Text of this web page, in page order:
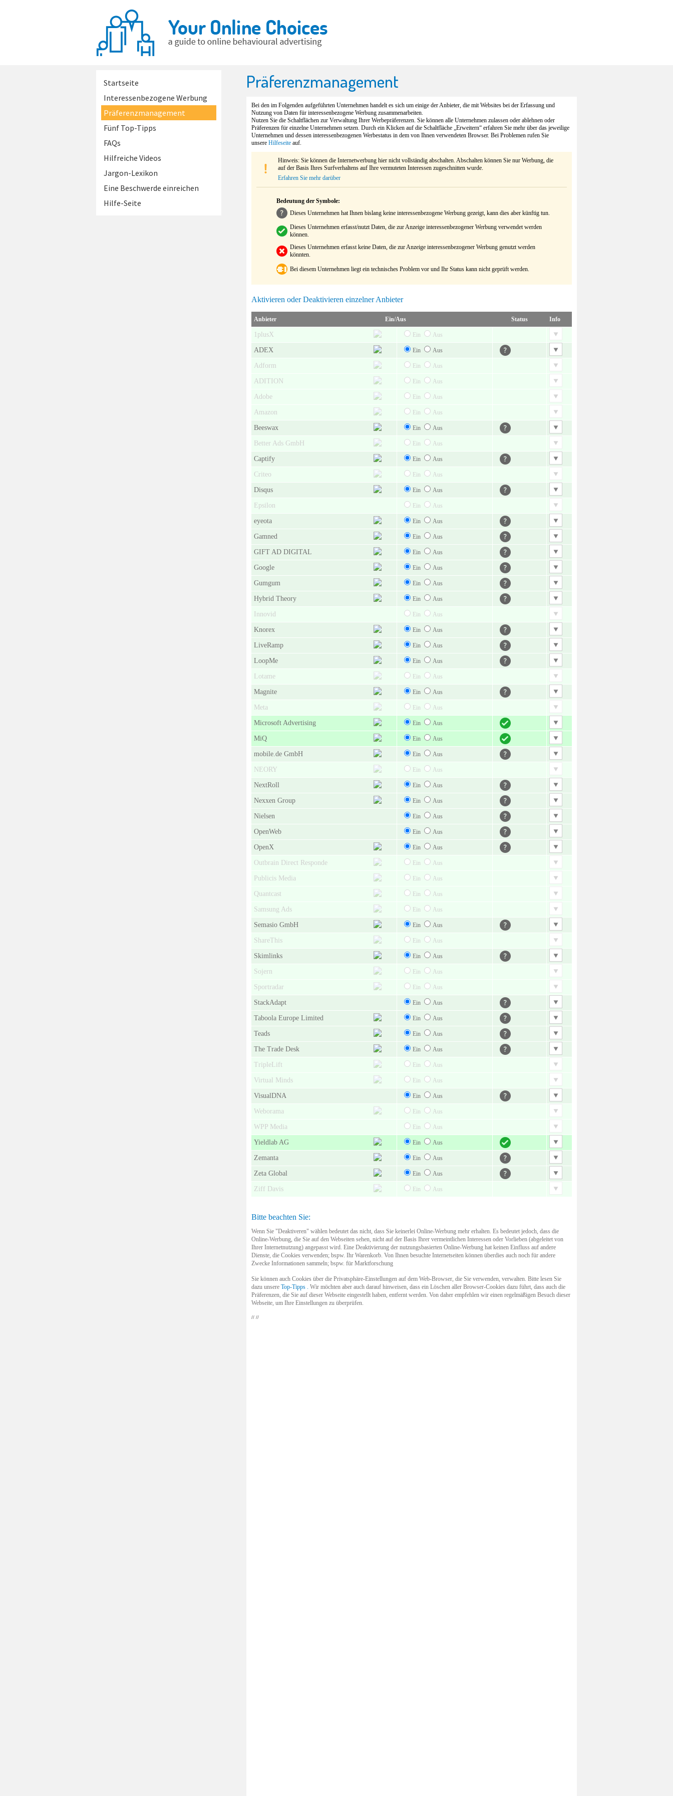
Startseite
Interessenbezogene Werbung
Präferenzmanagement
Fünf Top-Tipps
FAQs
Hilfreiche Videos
Jargon-Lexikon
Eine Beschwerde einreichen
Hilfe-Seite
Präferenzmanagement
Bei den im Folgenden aufgeführten Unternehmen handelt es sich um einige der Anbieter, die mit Websites bei der Erfassung und
Nutzung von Daten für interessenbezogene Werbung zusammenarbeiten.
Nutzen Sie die Schaltflächen zur Verwaltung Ihrer Werbepräferenzen. Sie können alle Unternehmen zulassen oder ablehnen oder
Präferenzen für einzelne Unternehmen setzen. Durch ein Klicken auf die Schaltfläche „Erweitern“ erfahren Sie mehr über das jeweilige
Unternehmen und dessen interessenbezogenen Werbestatus in dem von Ihnen verwendeten Browser. Bei Problemen rufen Sie
unsere Hilfeseite auf.
Hinweis: Sie können die Internetwerbung hier nicht vollständig abschalten. Abschalten können Sie nur Werbung, die
auf der Basis Ihres Surfverhaltens auf Ihre vermuteten Interessen zugeschnitten wurde.
Erfahren Sie mehr darüber
Bedeutung der Symbole:
Dieses Unternehmen hat Ihnen bislang keine interessenbezogene Werbung gezeigt, kann dies aber künftig tun.
Dieses Unternehmen erfasst/nutzt Daten, die zur Anzeige interessenbezogener Werbung verwendet werden
können.
Dieses Unternehmen erfasst keine Daten, die zur Anzeige interessenbezogener Werbung genutzt werden
könnten.
Bei diesem Unternehmen liegt ein technisches Problem vor und Ihr Status kann nicht geprüft werden.